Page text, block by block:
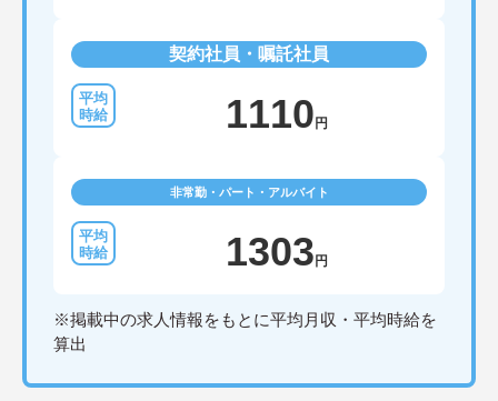
契約社員・嘱託社員
1110 円
非常勤・パート・アルバイト
1303 円
※掲載中の求人情報をもとに平均月収・平均時給を
算出